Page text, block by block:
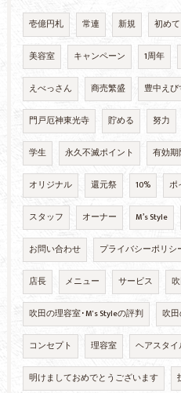
壱億円札 常連 新規 初めて
美容室 キャンペーン 1周年
えべっさん 商売繁盛 豊中え
門戸厄神東光寺 貯める 努力
学生 永久不滅ポイント 有効期
オリジナル 還元祭 10% ポ
スタッフ オーナー M’s Style
お問い合わせ プライバシーポリシ
店長 メニュー サービス
吹田の理容室･M's Styleの評判 吹
コンセプト 理容室 ヘアスタイ
明けましておめでとうございます